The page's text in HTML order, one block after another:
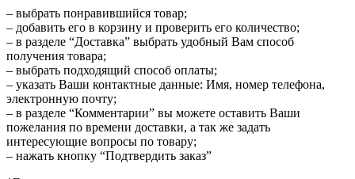
– выбрать понравившийся товар;
– добавить его в корзину и проверить его количество;
– в разделе “Доставка” выбрать удобный Вам способ
получения товара;
– выбрать подходящий способ оплаты;
– указать Ваши контактные данные: Имя, номер телефона,
электронную почту;
– в разделе “Комментарии” вы можете оставить Ваши
пожелания по времени доставки, а так же задать
интересующие вопросы по товару;
– нажать кнопку “Подтвердить заказ”